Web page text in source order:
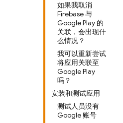
如果我取消
Firebase 与
Google Play 的
关联，会出现什
么情况？
我可以重新尝试
将应用关联至
Google Play
吗？
安装和测试应用
测试人员没有
Google 账号